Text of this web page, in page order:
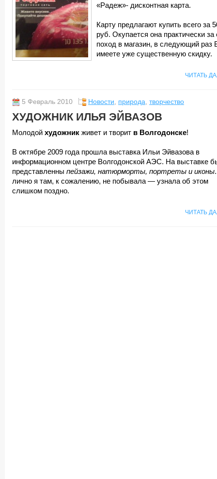
«Радеж»- дисконтная карта.
Карту предлагают купить всего за
руб. Окупается она практически за
поход в магазин, в следующий раз
имеете уже существенную скидку.
ЧИТАТЬ
5 Февраль 2010 Новости, природа, творчество
ХУДОЖНИК ИЛЬЯ ЭЙВАЗОВ
Молодой художник живет и творит в Волгодонске!
В октябре 2009 года прошла выставка Ильи Эйвазова в
информационном центре Волгодонской АЭС. На выставке
представленны пейзажи, натюрморты, портреты и иконы
лично я там, к сожалению, не побывала — узнала об этом
слишком поздно.
ЧИТАТЬ